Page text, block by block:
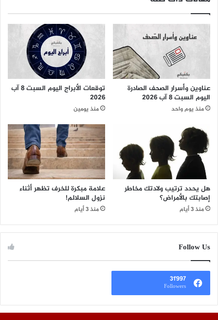
عناوين وأسرار الصحف الصادرة
اليوم السبت 8 آب 2026
منذ يوم واحد
توقعات الأبراج اليوم السبت 8 آب
2026
منذ يومين
هل يحدد ترتيب ولادتك مخاطر
إصابتك بالأمراض؟
منذ 3 أيام
علامة مبكرة للخرف تظهر أثناء
نزول السلالم!
منذ 3 أيام
Follow Us
31٬997
Followers